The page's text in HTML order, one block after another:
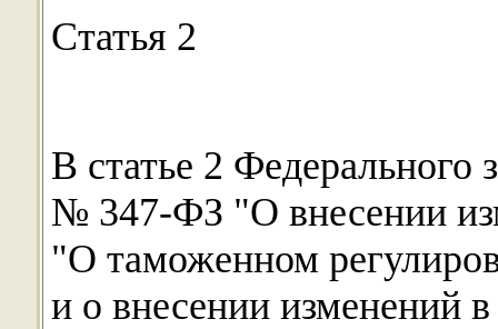
Статья 2
В статье 2 Федерального
№ 347-ФЗ "О внесении
"О таможенном
и о внесении изменений